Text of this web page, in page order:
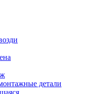
детали